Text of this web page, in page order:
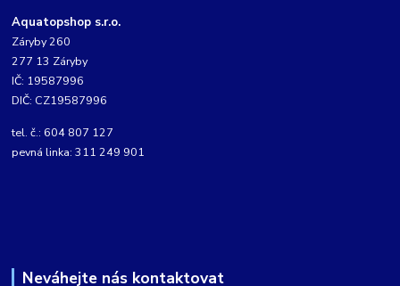
Aquatopshop s.r.o.
Záryby 260
277 13 Záryby
IČ: 19587996
DIČ: CZ19587996
tel. č.: 604 807 127
pevná linka: 311 249 901
Neváhejte nás kontaktovat